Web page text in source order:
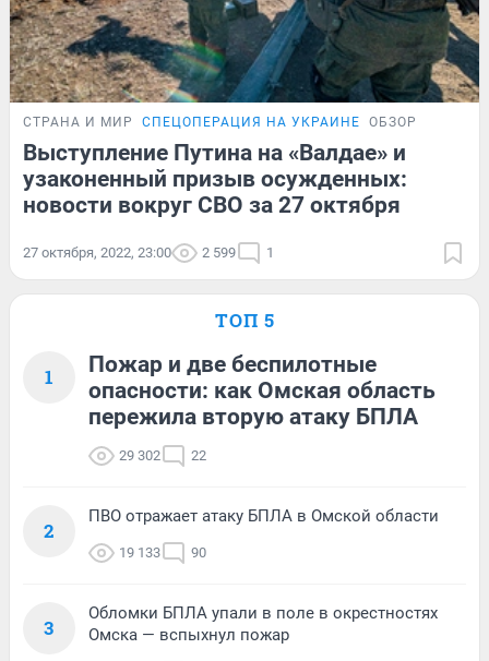
СТРАНА И МИР СПЕЦОПЕРАЦИЯ НА УКРАИНЕ ОБЗОР
Выступление Путина на «Валдае» и
узаконенный призыв осужденных:
новости вокруг СВО за 27 октября
27 октября, 2022, 23:00 2 599 1
ТОП 5
1
Пожар и две беспилотные
опасности: как Омская область
пережила вторую атаку БПЛА
29 302 22
2
ПВО отражает атаку БПЛА в Омской области
19 133 90
3
Обломки БПЛА упали в поле в окрестностях
Омска — вспыхнул пожар